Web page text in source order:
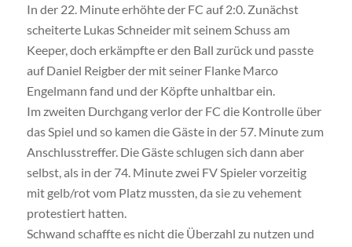
In der 22. Minute erhöhte der FC auf 2:0. Zunächst
scheiterte Lukas Schneider mit seinem Schuss am
Keeper, doch erkämpfte er den Ball zurück und passte
auf Daniel Reigber der mit seiner Flanke Marco
Engelmann fand und der Köpfte unhaltbar ein.
Im zweiten Durchgang verlor der FC die Kontrolle über
das Spiel und so kamen die Gäste in der 57. Minute zum
Anschlusstreffer. Die Gäste schlugen sich dann aber
selbst, als in der 74. Minute zwei FV Spieler vorzeitig
mit gelb/rot vom Platz mussten, da sie zu vehement
protestiert hatten.
Schwand schaffte es nicht die Überzahl zu nutzen und